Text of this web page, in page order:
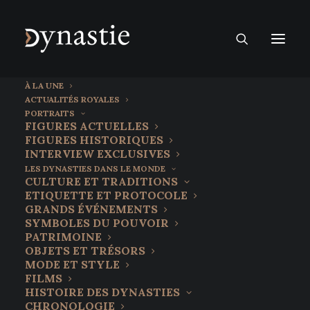
À LA UNE
ACTUALITÉS ROYALES
PORTRAITS
FIGURES ACTUELLES
FIGURES HISTORIQUES
INTERVIEW EXCLUSIVES
LES DYNASTIES DANS LE MONDE
CULTURE ET TRADITIONS
ETIQUETTE ET PROTOCOLE
GRANDS ÉVÉNEMENTS
SYMBOLES DU POUVOIR
PATRIMOINE
OBJETS ET TRÉSORS
MODE ET STYLE
FILMS
HISTOIRE DES DYNASTIES
CHRONOLOGIE
26 juin 2026
Dionysos Inca Yupanqui :
Quand l’Amérique du Sud